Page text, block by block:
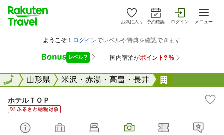
お気に入り 予約確認 ログイン メニュー
全国山形県 米沢・赤湯・高畠・長井
全国
ホテルＴＯＰ